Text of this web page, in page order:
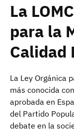
La
para la
Calidad
La Ley Orgánica
más conocida
aprobada en
del Partido
debate en la